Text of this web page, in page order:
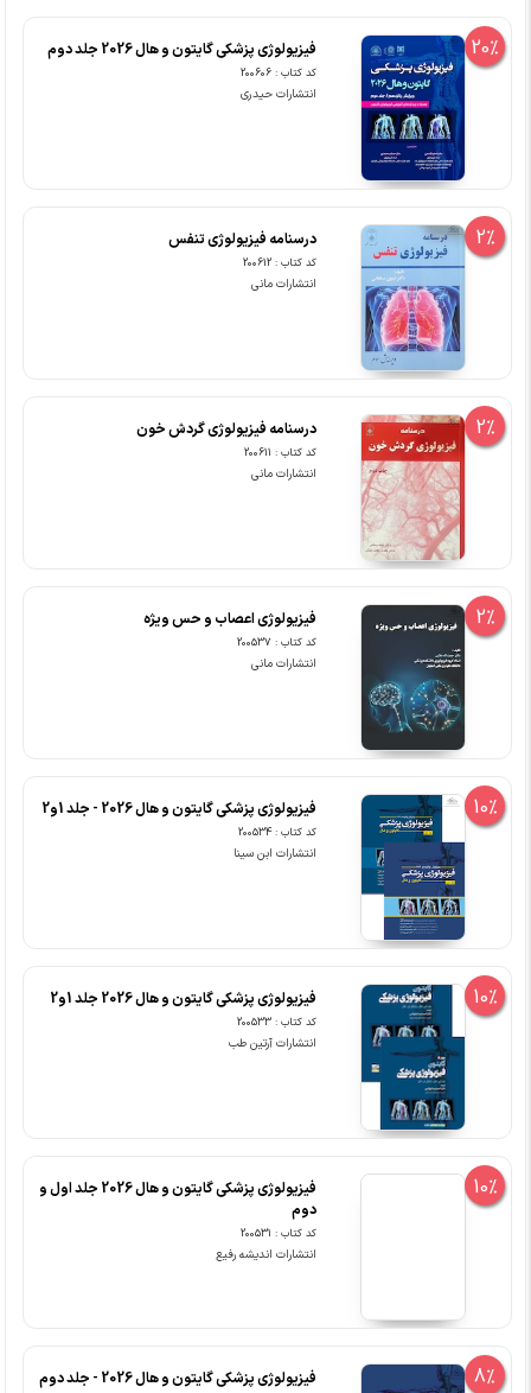
20% فیزیولوژی پزشکی گایتون و هال 2026 جلد دوم
کد کتاب : 200606
انتشارات حیدری
2% درسنامه فیزیولوژی تنفس
کد کتاب : 200612
انتشارات مانی
2% درسنامه فیزیولوژی گردش خون
کد کتاب : 200611
انتشارات مانی
2% فیزیولوژی اعصاب و حس ویژه
کد کتاب : 200537
انتشارات مانی
10% فیزیولوژی پزشکی گایتون و هال 2026 - جلد 1و2
کد کتاب : 200534
انتشارات ابن سینا
10% فیزیولوژی پزشکی گایتون و هال 2026 جلد 1و2
کد کتاب : 200533
انتشارات آرتین طب
10%
فیزیولوژی پزشکی گایتون و هال 2026 جلد اول و
دوم
کد کتاب : 200531
انتشارات اندیشه رفیع
8% فیزیولوژی پزشکی گایتون و هال 2026 - جلد دوم